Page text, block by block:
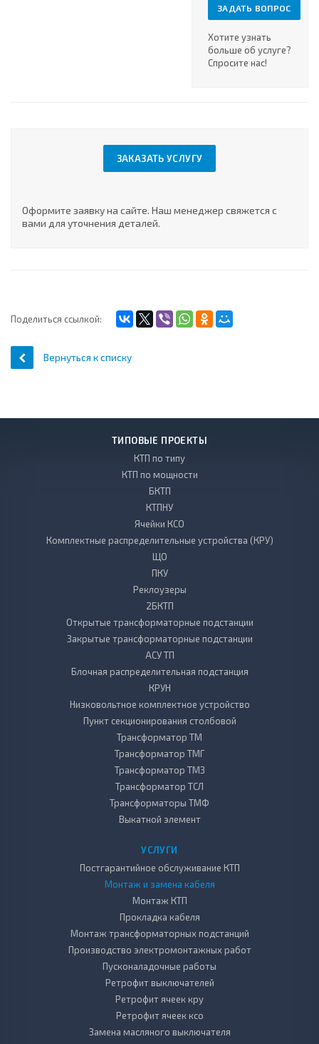
ЗАДАТЬ ВОПРОС
Хотите узнать
больше об услуге?
Спросите нас!
ЗАКАЗАТЬ УСЛУГУ
Оформите заявку на сайте. Наш менеджер свяжется с
вами для уточнения деталей.
Поделиться ссылкой:
Вернуться к списку
ТИПОВЫЕ ПРОЕКТЫ
КТП по типу
КТП по мощности
БКТП
КТПНУ
Ячейки КСО
Комплектные распределительные устройства (КРУ)
ЩО
ПКУ
Реклоузеры
2БКТП
Открытые трансформаторные подстанции
Закрытые трансформаторные подстанции
АСУ ТП
Блочная распределительная подстанция
КРУН
Низковольтное комплектное устройство
Пункт секционирования столбовой
Трансформатор ТМ
Трансформатор ТМГ
Трансформатор ТМЗ
Трансформатор ТСЛ
Трансформаторы ТМФ
Выкатной элемент
УСЛУГИ
Постгарантийное обслуживание КТП
Монтаж и замена кабеля
Монтаж КТП
Прокладка кабеля
Монтаж трансформаторных подстанций
Производство электромонтажных работ
Пусконаладочные работы
Ретрофит выключателей
Ретрофит ячеек кру
Ретрофит ячеек ксо
Замена масляного выключателя